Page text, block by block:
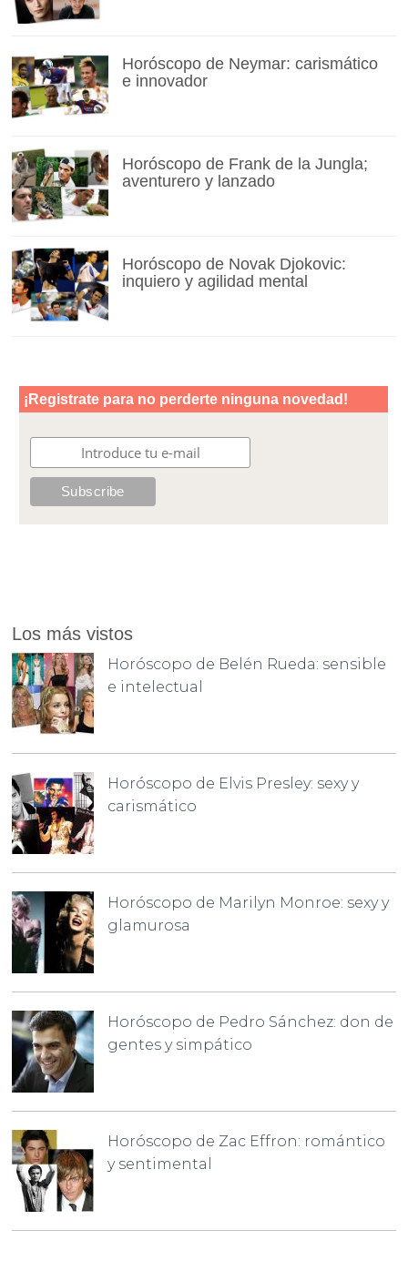
Horóscopo de Neymar: carismático
e innovador
Horóscopo de Frank de la Jungla;
aventurero y lanzado
Horóscopo de Novak Djokovic:
inquiero y agilidad mental
Los más vistos
Horóscopo de Belén Rueda: sensible
e intelectual
Horóscopo de Elvis Presley: sexy y
carismático
Horóscopo de Marilyn Monroe: sexy y
glamurosa
Horóscopo de Pedro Sánchez: don de
gentes y simpático
Horóscopo de Zac Effron: romántico
y sentimental